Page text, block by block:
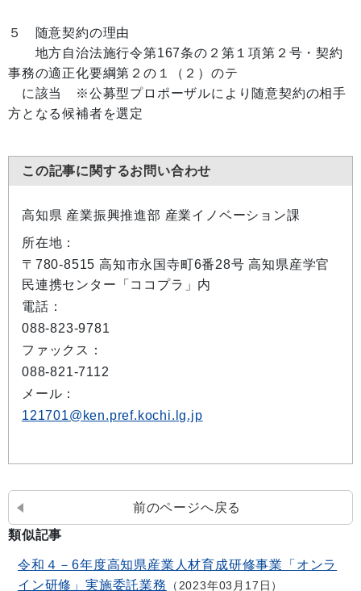
５ 随意契約の理由
地方自治法施行令第167条の２第１項第２号・契約
事務の適正化要綱第２の１（２）のテ
に該当 ※公募型プロポーザルにより随意契約の相手
方となる候補者を選定
この記事に関するお問い合わせ
高知県 産業振興推進部 産業イノベーション課
所在地：
〒780-8515 高知市永国寺町6番28号 高知県産学官
民連携センター「ココプラ」内
電話：
088-823-9781
ファックス：
088-821-7112
メール：
121701@ken.pref.kochi.lg.jp
前のページへ戻る
類似記事
令和４－6年度高知県産業人材育成研修事業「オンラ
イン研修」実施委託業務
2023年03月17日